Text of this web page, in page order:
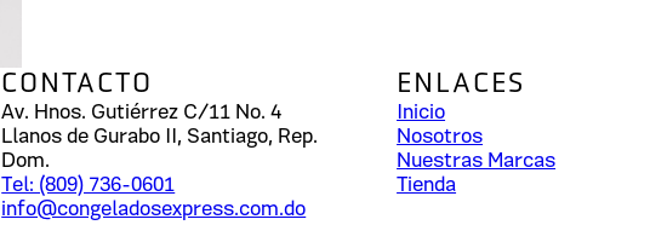
CONTACTO
Av. Hnos. Gutiérrez C/11 No. 4
Llanos de Gurabo II, Santiago, Rep.
Dom.
Tel: (809) 736-0601
info@congeladosexpress.com.do
ENLACES
Inicio
Nosotros
Nuestras Marcas
Tienda